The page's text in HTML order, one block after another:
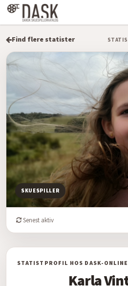
Find flere statister
SKUESPILLER
Senest aktiv
STATISTPROFIL HOS DASK-ONLINE
Karla